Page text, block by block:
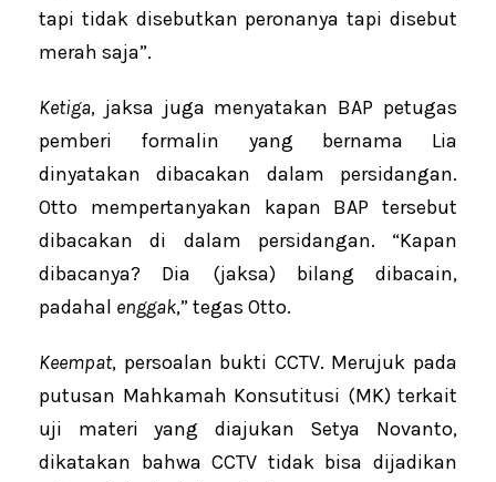
tapi tidak disebutkan peronanya tapi disebut
merah saja”.
Ketiga, jaksa juga menyatakan BAP petugas
pemberi formalin yang bernama Lia
dinyatakan dibacakan dalam persidangan.
Otto mempertanyakan kapan BAP tersebut
dibacakan di dalam persidangan. “Kapan
dibacanya? Dia (jaksa) bilang dibacain,
padahal enggak,” tegas Otto.
Keempat, persoalan bukti CCTV. Merujuk pada
putusan Mahkamah Konsutitusi (MK) terkait
uji materi yang diajukan Setya Novanto,
dikatakan bahwa CCTV tidak bisa dijadikan